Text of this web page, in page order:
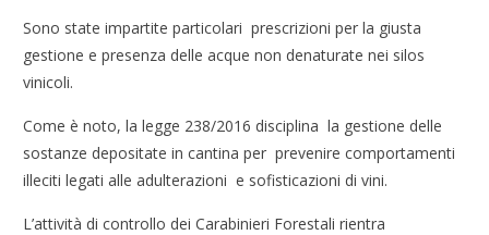
Sono state impartite particolari prescrizioni per la giusta
gestione e presenza delle acque non denaturate nei silos
vinicoli.
Come è noto, la legge 238/2016 disciplina la gestione delle
sostanze depositate in cantina per prevenire comportamenti
illeciti legati alle adulterazioni e sofisticazioni di vini.
L’attività di controllo dei Carabinieri Forestali rientra